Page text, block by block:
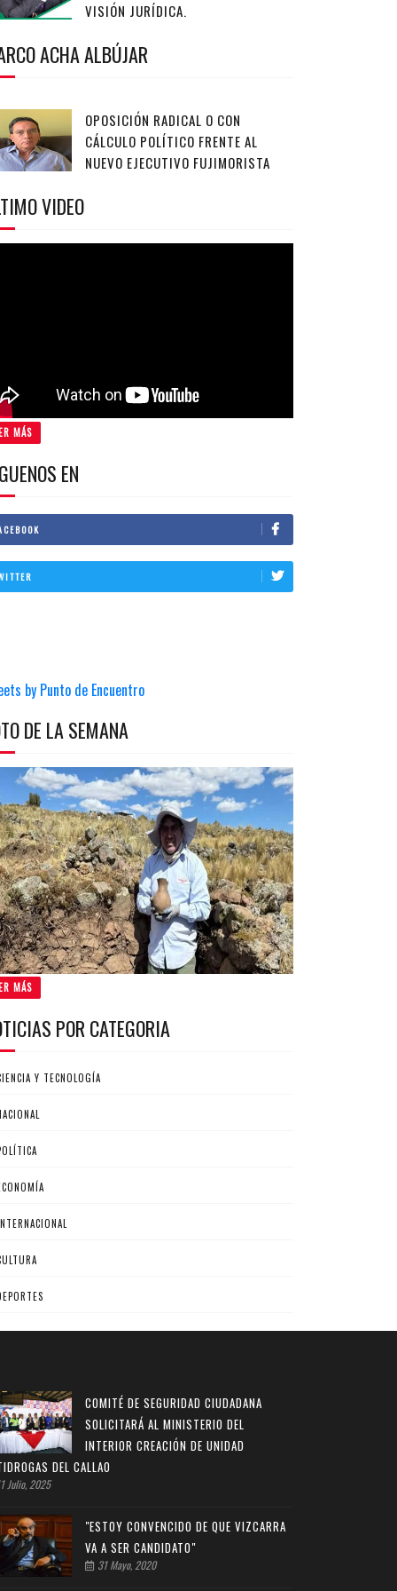
VISIÓN JURÍDICA.
ACHA ALBÚJAR
OPOSICIÓN RADICAL O CON
CÁLCULO POLÍTICO FRENTE AL
NUEVO EJECUTIVO FUJIMORISTA
VIDEO
MÁS
EN
by Punto de Encuentro
DE LA SEMANA
MÁS
POR CATEGORIA
Y TECNOLOGÍA
COMITÉ DE SEGURIDAD CIUDADANA
SOLICITARÁ AL MINISTERIO DEL
INTERIOR CREACIÓN DE UNIDAD
DEL CALLAO
Julio, 2025
"ESTOY CONVENCIDO DE QUE VIZCARRA
VA A SER CANDIDATO"
31 Mayo, 2020